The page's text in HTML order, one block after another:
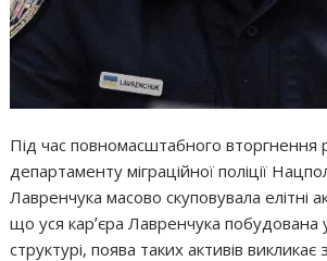
Під час повномасштабного вторгнення
департаменту міграційної поліції
Лавренчука масово скуповувала елітні
що уся карʼєра Лавренчука побудована
структурі, поява таких активів викликає